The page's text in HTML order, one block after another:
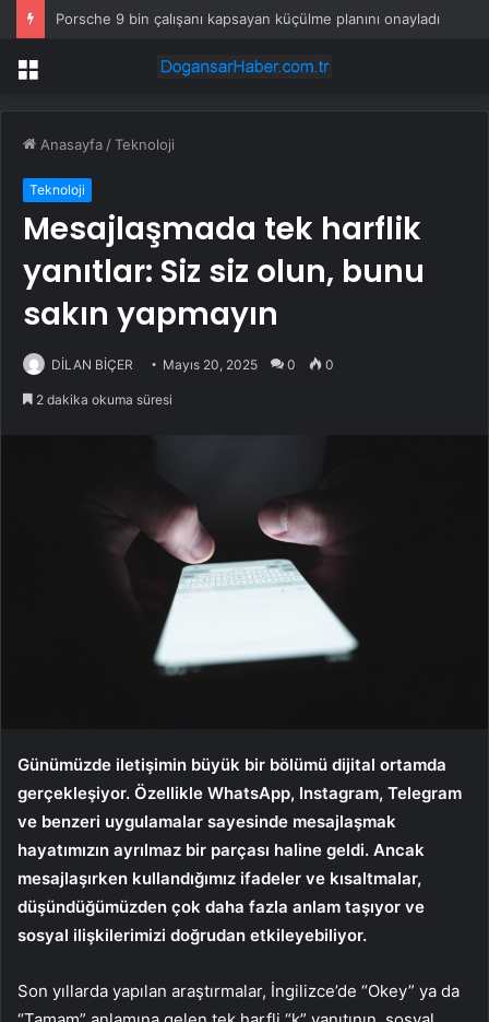
Porsche 9 bin çalışanı kapsayan küçülme planını onayladı
Menü
Anasayfa /Teknoloji
Teknoloji
Mesajlaşmada tek harflik
yanıtlar: Siz siz olun, bunu
sakın yapmayın
DİLAN BİÇER Mayıs 20, 2025 0 0
2 dakika okuma süresi
Günümüzde iletişimin büyük bir bölümü dijital ortamda
gerçekleşiyor. Özellikle WhatsApp, Instagram, Telegram
ve benzeri uygulamalar sayesinde mesajlaşmak
hayatımızın ayrılmaz bir parçası haline geldi. Ancak
mesajlaşırken kullandığımız ifadeler ve kısaltmalar,
düşündüğümüzden çok daha fazla anlam taşıyor ve
sosyal ilişkilerimizi doğrudan etkileyebiliyor.
Son yıllarda yapılan araştırmalar, İngilizce’de “Okey” ya da